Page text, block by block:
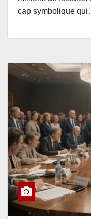
cap symbolique